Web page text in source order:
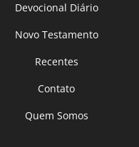
Devocional Diário
Novo Testamento
Recentes
Contato
Quem Somos